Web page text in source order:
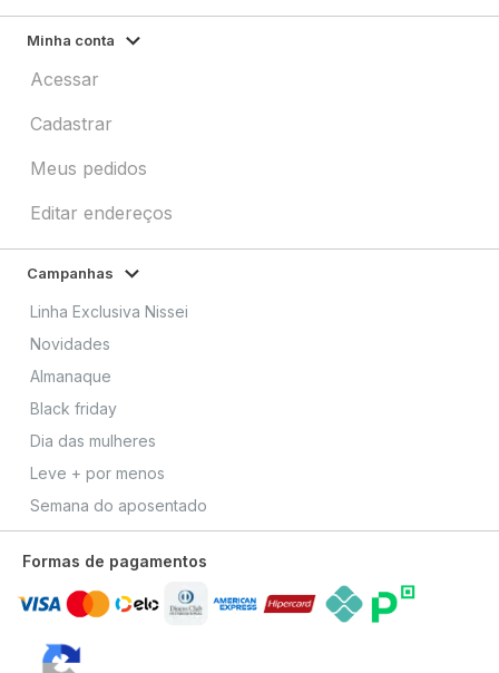
Minha conta
Acessar
Cadastrar
Meus pedidos
Editar endereços
Campanhas
Linha Exclusiva Nissei
Novidades
Almanaque
Black friday
Dia das mulheres
Leve + por menos
Semana do aposentado
Formas de pagamentos